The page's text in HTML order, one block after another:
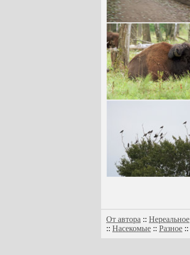
От автора :: Нереальное
:: Насекомые :: Разное ::